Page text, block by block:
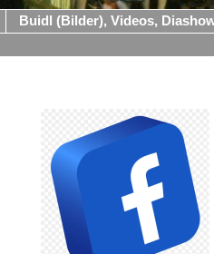
Buidl (Bilder), Videos,